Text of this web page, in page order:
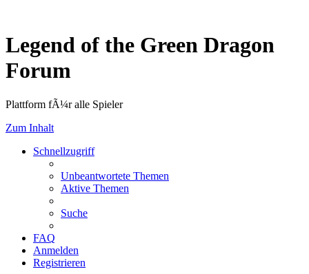
Legend of the Green Dragon
Forum
Plattform fÃ¼r alle Spieler
Zum Inhalt
Schnellzugriff
Unbeantwortete Themen
Aktive Themen
Suche
FAQ
Anmelden
Registrieren